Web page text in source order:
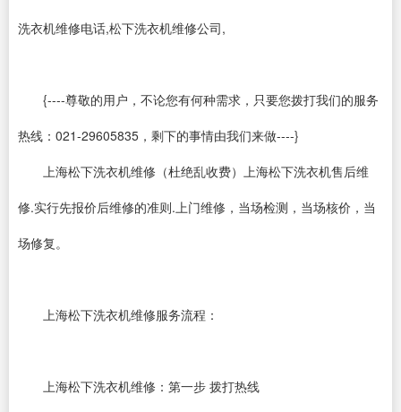
洗衣机维修电话,松下洗衣机维修公司,
{----尊敬的用户，不论您有何种需求，只要您拨打我们的服务
热线：021-29605835，剩下的事情由我们来做----}
上海松下洗衣机维修（杜绝乱收费）上海松下洗衣机售后维
修.实行先报价后维修的准则.上门维修，当场检测，当场核价，当
场修复。
上海松下洗衣机维修服务流程：
上海松下洗衣机维修：第一步 拨打热线